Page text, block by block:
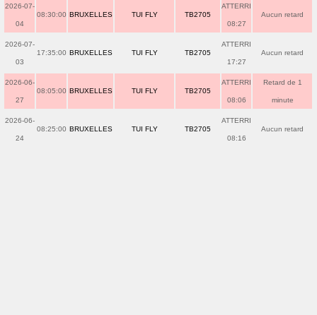
2026-07-
04
08:30:00 BRUXELLES TUI FLY TB2705
ATTERRI
08:27
Aucun retard
2026-07-
03
17:35:00 BRUXELLES TUI FLY TB2705
ATTERRI
17:27
Aucun retard
2026-06-
27
08:05:00 BRUXELLES TUI FLY TB2705
ATTERRI
08:06
Retard de 1
minute
2026-06-
24
08:25:00 BRUXELLES TUI FLY TB2705
ATTERRI
08:16
Aucun retard